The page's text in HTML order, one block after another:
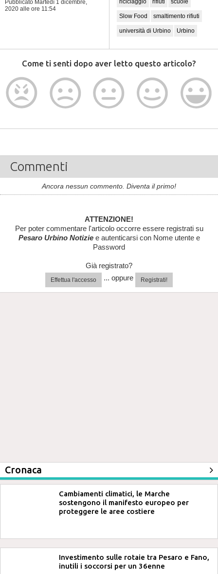
Pubblicato Martedì 1 dicembre,
2020 alle ore 11:54
riciclaggio rifiuti scuole
Slow Food smaltimento rifiuti
università di Urbino Urbino
Come ti senti dopo aver letto questo articolo?
Commenti
Ancora nessun commento. Diventa il primo!
ATTENZIONE!
Per poter commentare l'articolo occorre essere registrati su
Pesaro Urbino Notiziee autenticarsi con Nome utente e
Password
Già registrato?
Effettua l'accesso ... oppure Registrati!
Cronaca
Cambiamenti climatici, le Marche
sostengono il manifesto europeo per
proteggere le aree costiere
Investimento sulle rotaie tra Pesaro e Fano,
inutili i soccorsi per un 36enne